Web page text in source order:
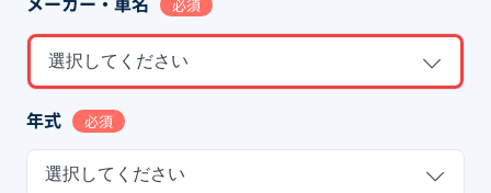
必須
選択してください
年式 必須
選択してください